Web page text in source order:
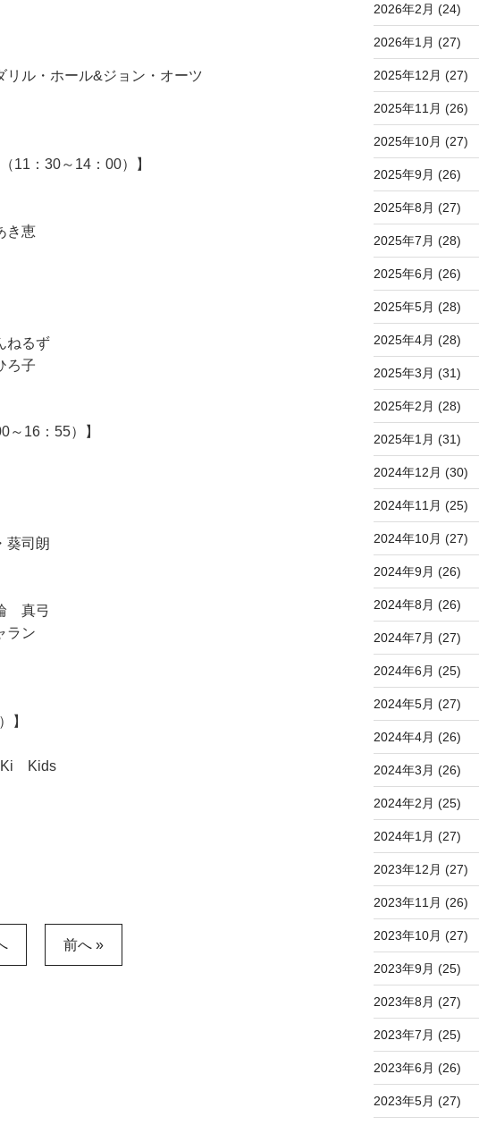
ル・ホール&ジョン・オーツ
11：30～14：00）】
恵
るず
子
16：55）】
司朗
真弓
ン
】
Kids
前へ »
2026年2月 (24)
2026年1月 (27)
2025年12月 (27)
2025年11月 (26)
2025年10月 (27)
2025年9月 (26)
2025年8月 (27)
2025年7月 (28)
2025年6月 (26)
2025年5月 (28)
2025年4月 (28)
2025年3月 (31)
2025年2月 (28)
2025年1月 (31)
2024年12月 (30)
2024年11月 (25)
2024年10月 (27)
2024年9月 (26)
2024年8月 (26)
2024年7月 (27)
2024年6月 (25)
2024年5月 (27)
2024年4月 (26)
2024年3月 (26)
2024年2月 (25)
2024年1月 (27)
2023年12月 (27)
2023年11月 (26)
2023年10月 (27)
2023年9月 (25)
2023年8月 (27)
2023年7月 (25)
2023年6月 (26)
2023年5月 (27)